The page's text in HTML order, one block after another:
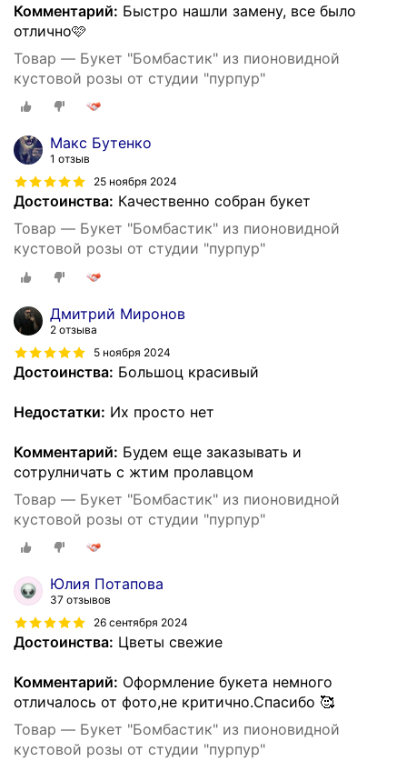
Комментарий: Быстро нашли замену, все было
отлично🩷
Товар — Букет "Бомбастик" из пионовидной
кустовой розы от студии "пурпур"
Макс Бутенко
1 отзыв
25 ноября 2024
Достоинства: Качественно собран букет
Товар — Букет "Бомбастик" из пионовидной
кустовой розы от студии "пурпур"
Дмитрий Миронов
2 отзыва
5 ноября 2024
Достоинства: Большоц красивый
Недостатки: Их просто нет
Комментарий: Будем еще заказывать и
сотрулничать с жтим пролавцом
Товар — Букет "Бомбастик" из пионовидной
кустовой розы от студии "пурпур"
Юлия Потапова
37 отзывов
26 сентября 2024
Достоинства: Цветы свежие
Комментарий: Оформление букета немного
отличалось от фото,не критично.Спасибо 🥰
Товар — Букет "Бомбастик" из пионовидной
кустовой розы от студии "пурпур"